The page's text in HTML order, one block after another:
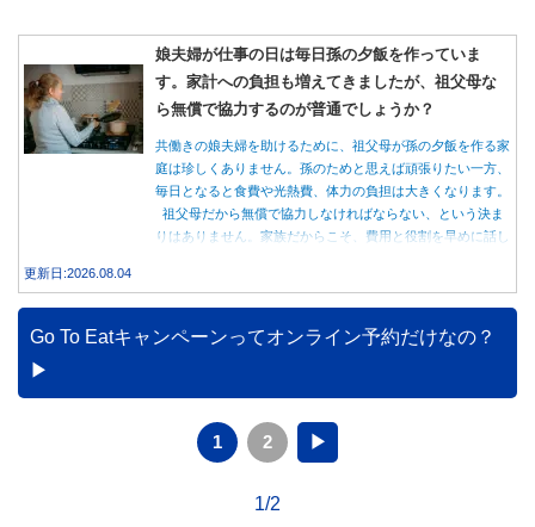
娘夫婦が仕事の日は毎日孫の夕飯を作っていま
す。家計への負担も増えてきましたが、祖父母な
ら無償で協力するのが普通でしょうか？
共働きの娘夫婦を助けるために、祖父母が孫の夕飯を作る家
庭は珍しくありません。孫のためと思えば頑張りたい一方、
毎日となると食費や光熱費、体力の負担は大きくなります。
祖父母だから無償で協力しなければならない、という決ま
りはありません。家族だからこそ、費用と役割を早めに話し
更新日:2026.08.04
Go To Eatキャンペーンってオンライン予約だけなの？
1 2 ▶
1/2